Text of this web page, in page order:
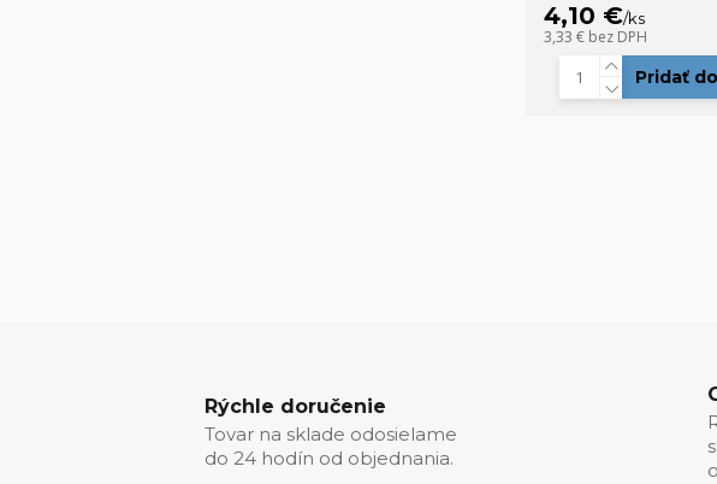
4,10 €/ks
3,33 € bez DPH
Pridať
Rýchle doručenie
Tovar na sklade odosielame
do 24 hodín od objednania.